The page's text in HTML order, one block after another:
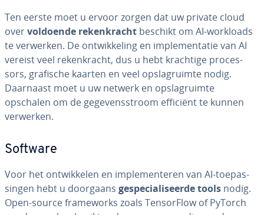
Ten eerste moet u ervoor zorgen dat uw private cloud
overvoldoende re­ken­kracht beschikt om AI-workloads
te verwerken. De ont­wik­ke­ling en im­ple­men­ta­tie van AI
vereist veel re­ken­kracht, dus u hebt krachtige pro­ces­
sors, grafische kaarten en veel op­slag­ruim­te nodig.
Daarnaast moet u uw netwerk en op­slag­ruim­te
opschalen om de ge­ge­vens­stroom efficiënt te kunnen
verwerken.
Software
Voor het ont­wik­ke­len en im­ple­men­te­ren van AI-toe­pas­
sin­gen hebt u doorgaans ge­spe­ci­a­li­seer­de tools nodig.
Open-source fra­me­works zoals Ten­sor­Flow of PyTorch